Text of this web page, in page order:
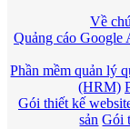
Về
Quảng cáo Google
Phần mềm quản lý
(HRM)
Gói thiết kế
sản Gói